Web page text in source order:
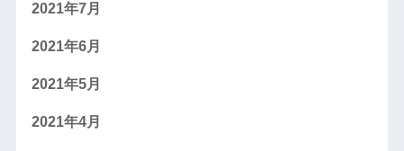
2021年7月
2021年6月
2021年5月
2021年4月